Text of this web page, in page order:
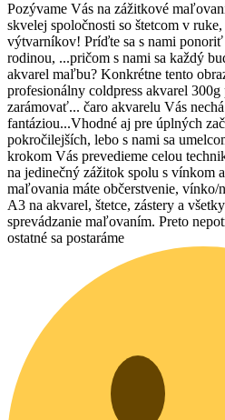
Pozývame Vás na zážitkové
skvelej spoločnosti so štetcom v
výtvarníkov! Príďte sa s nami
rodinou, ...pričom s nami sa každý
akvarel maľbu? Konkrétne tento
profesionálny coldpress akvarel
zarámovať... čaro akvarelu Vás
fantáziou...Vhodné aj pre úplných
pokročilejších, lebo s nami sa
krokom Vás prevedieme celou
na jedinečný zážitok spolu s vínkom
maľovania máte občerstvenie, vínko/
A3 na akvarel, štetce, zástery a
sprevádzanie maľovaním. Preto
ostatné sa postaráme